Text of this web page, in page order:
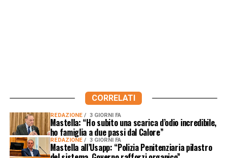
CORRELATI
REDAZIONE 3 GIORNI FA
Mastella: “Ho subito una scarica d’odio incredibile,
ho famiglia a due passi dal Calore”
REDAZIONE 3 GIORNI FA
Mastella all’Usapp: “Polizia Penitenziaria pilastro